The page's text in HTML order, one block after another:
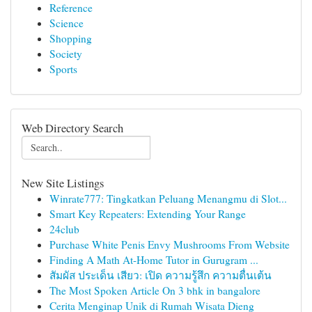
Reference
Science
Shopping
Society
Sports
Web Directory Search
New Site Listings
Winrate777: Tingkatkan Peluang Menangmu di Slot...
Smart Key Repeaters: Extending Your Range
24club
Purchase White Penis Envy Mushrooms From Website
Finding A Math At-Home Tutor in Gurugram ...
สัมผัส ประเด็น เสียว: เปิด ความรู้สึก ความตื่นเต้น
The Most Spoken Article On 3 bhk in bangalore
Cerita Menginap Unik di Rumah Wisata Dieng